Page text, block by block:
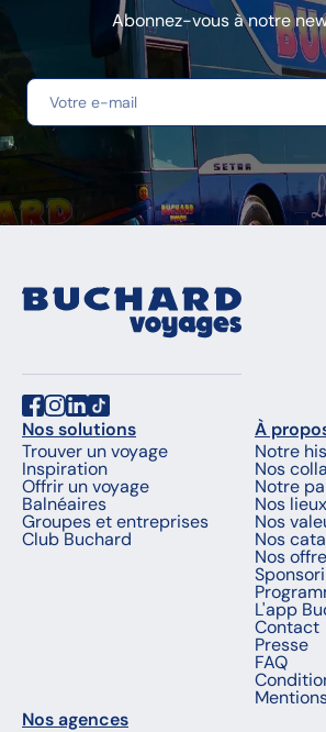
Abonnez-vous à notre
Nos solutions
Trouver un voyage
Inspiration
Offrir un voyage
Balnéaires
Groupes et entreprises
Club Buchard
À
Notre
Nos
Notre
Nos
Nos
Nos
Nos
L'app
Contact
Presse
FAQ
Nos agences